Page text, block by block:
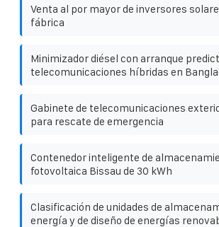
Venta al por mayor de inversores
fábrica
Minimizador diésel con arranque
telecomunicaciones híbridas en
Gabinete de telecomunicaciones
para rescate de emergencia
Contenedor inteligente de
fotovoltaica Bissau de 30 kWh
Clasificación de unidades de
energía y de diseño de energías